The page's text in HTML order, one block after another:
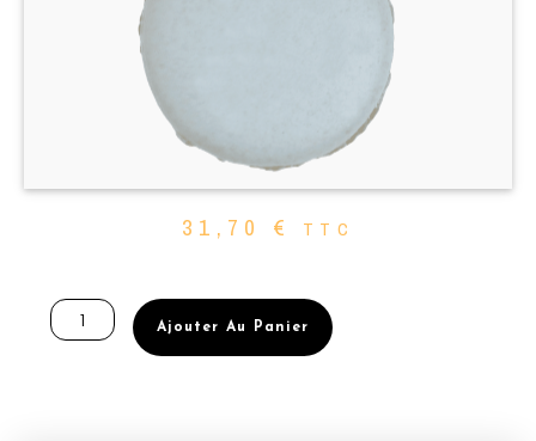
31,70 € TTC
de
BOÎTE
Ajouter Au Panier